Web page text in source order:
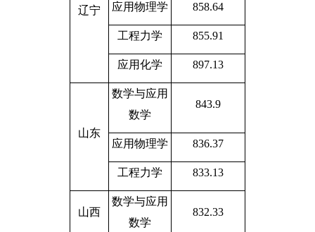
辽宁 应用物理学 858.64
工程力学 855.91
应用化学 897.13
山东
数学与应用
数学
843.9
应用物理学 836.37
工程力学 833.13
山西
数学与应用
数学
832.33